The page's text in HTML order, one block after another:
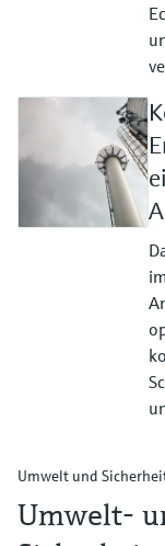
Umwelt und
Umwelt-